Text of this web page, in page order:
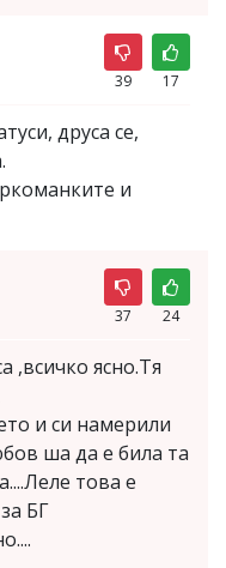
39 17
друса се,
и
37 24
,всичко ясно.Тя
и си намерили
ша да е била та
това е
БГ